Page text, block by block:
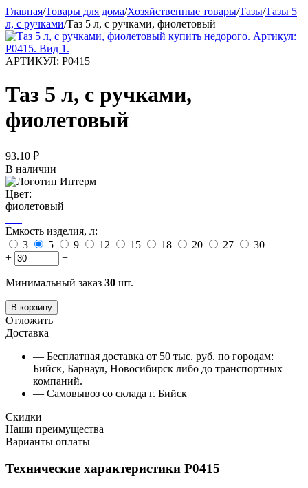
Главная/Товары для дома/Хозяйственные товары/Тазы/Тазы 5
л, с ручками/Таз 5 л, с ручками, фиолетовый
АРТИКУЛ: Р0415
Таз 5 л, с ручками,
фиолетовый
93.10 ₽
В наличии
Цвет:
фиолетовый
Ёмкость изделия, л:
3
5 9 12 15 18 20 27
30
+
−
Минимальный заказ 30 шт.
В корзину
Отложить
Доставка
— Бесплатная доставка от 50 тыс. руб. по городам:
Бийск, Барнаул, Новосибирск либо до транспортных
компаний.
— Самовывоз со склада г. Бийск
Скидки
Наши преимущества
Варианты оплаты
Технические характеристики Р0415